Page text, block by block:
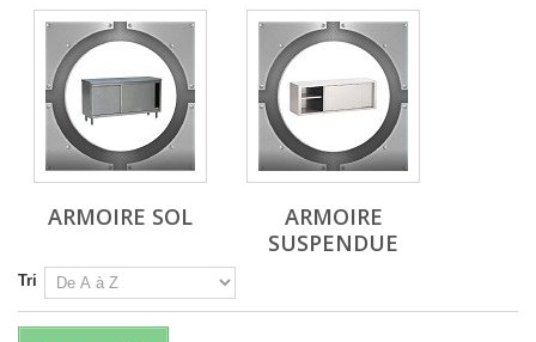
ARMOIRE SOL
ARMOIRE
SUSPENDUE
Tri